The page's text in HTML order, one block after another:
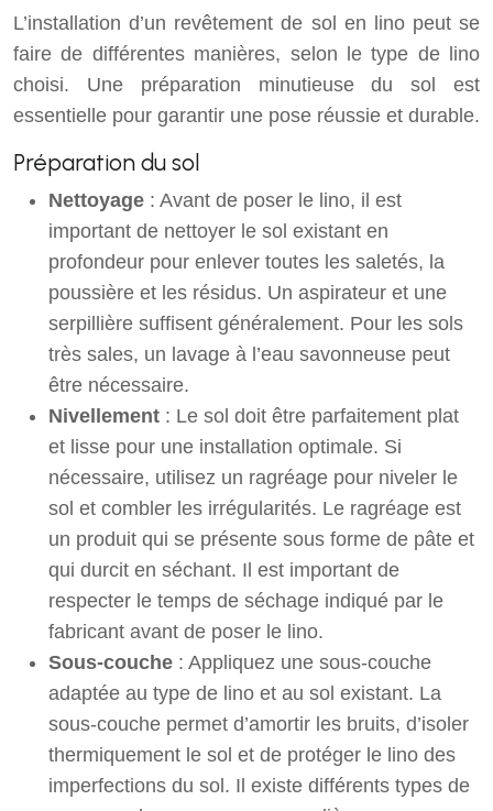
L’installation d’un revêtement de sol en lino peut se
faire de différentes manières, selon le type de lino
choisi. Une préparation minutieuse du sol est
essentielle pour garantir une pose réussie et durable.
Préparation du sol
Nettoyage : Avant de poser le lino, il est
important de nettoyer le sol existant en
profondeur pour enlever toutes les saletés, la
poussière et les résidus. Un aspirateur et une
serpillière suffisent généralement. Pour les sols
très sales, un lavage à l’eau savonneuse peut
être nécessaire.
Nivellement : Le sol doit être parfaitement plat
et lisse pour une installation optimale. Si
nécessaire, utilisez un ragréage pour niveler le
sol et combler les irrégularités. Le ragréage est
un produit qui se présente sous forme de pâte et
qui durcit en séchant. Il est important de
respecter le temps de séchage indiqué par le
fabricant avant de poser le lino.
Sous-couche : Appliquez une sous-couche
adaptée au type de lino et au sol existant. La
sous-couche permet d’amortir les bruits, d’isoler
thermiquement le sol et de protéger le lino des
imperfections du sol. Il existe différents types de